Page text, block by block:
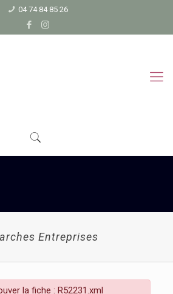
04 74 84 85 26
Entreprises
la fiche : R52231.xml